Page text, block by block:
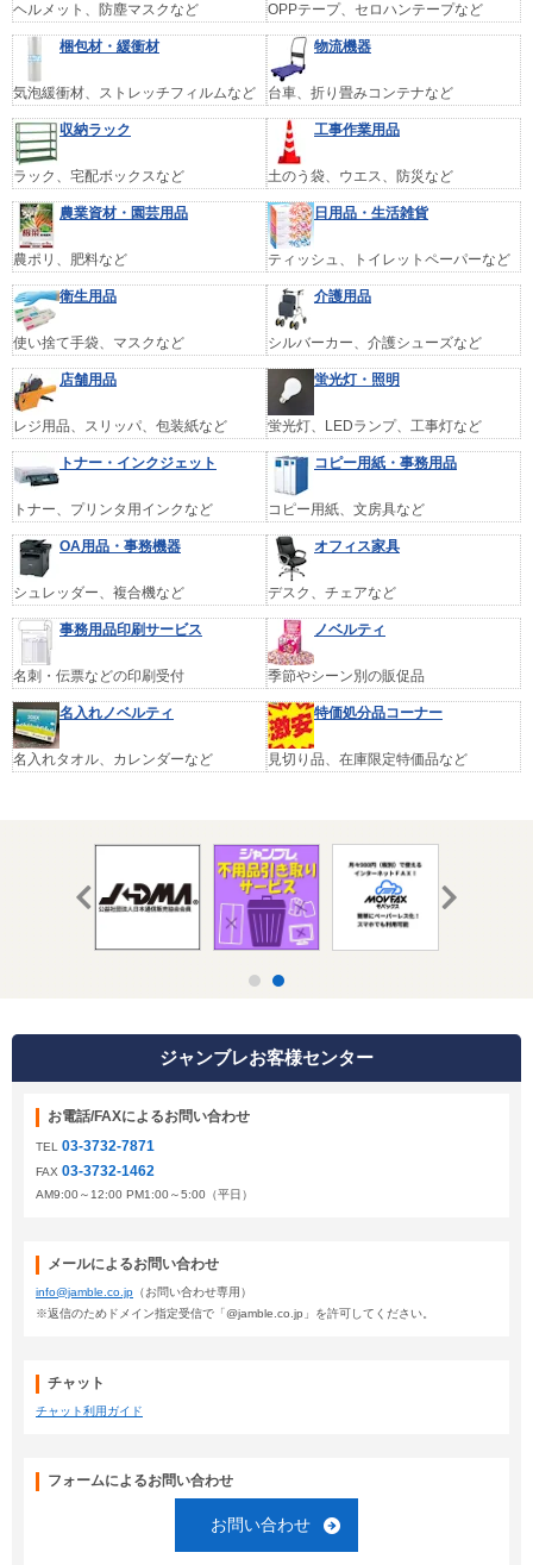
ヘルメット、防塵マスクなど OPPテープ、セロハンテープなど
梱包材・緩衝材
気泡緩衝材、ストレッチフィルムなど
物流機器
台車、折り畳みコンテナなど
収納ラック
ラック、宅配ボックスなど
工事作業用品
土のう袋、ウエス、防災など
農業資材・園芸用品
農ポリ、肥料など
日用品・生活雑貨
ティッシュ、トイレットペーパーなど
衛生用品
使い捨て手袋、マスクなど
介護用品
シルバーカー、介護シューズなど
店舗用品
レジ用品、スリッパ、包装紙など
蛍光灯・照明
蛍光灯、LEDランプ、工事灯など
トナー・インクジェット
トナー、プリンタ用インクなど
コピー用紙・事務用品
コピー用紙、文房具など
OA用品・事務機器
シュレッダー、複合機など
オフィス家具
デスク、チェアなど
事務用品印刷サービス
名刺・伝票などの印刷受付
ノベルティ
季節やシーン別の販促品
名入れノベルティ
名入れタオル、カレンダーなど
特価処分品コーナー
見切り品、在庫限定特価品など
ジャンブレお客様センター
お電話/FAXによるお問い合わせ
TEL 03-3732-7871
FAX 03-3732-1462
AM9:00～12:00 PM1:00～5:00（平日）
メールによるお問い合わせ
info@jamble.co.jp （お問い合わせ専用）
※返信のためドメイン指定受信で「@jamble.co.jp」を許可してください。
チャット
チャット利用ガイド
フォームによるお問い合わせ
お問い合わせ